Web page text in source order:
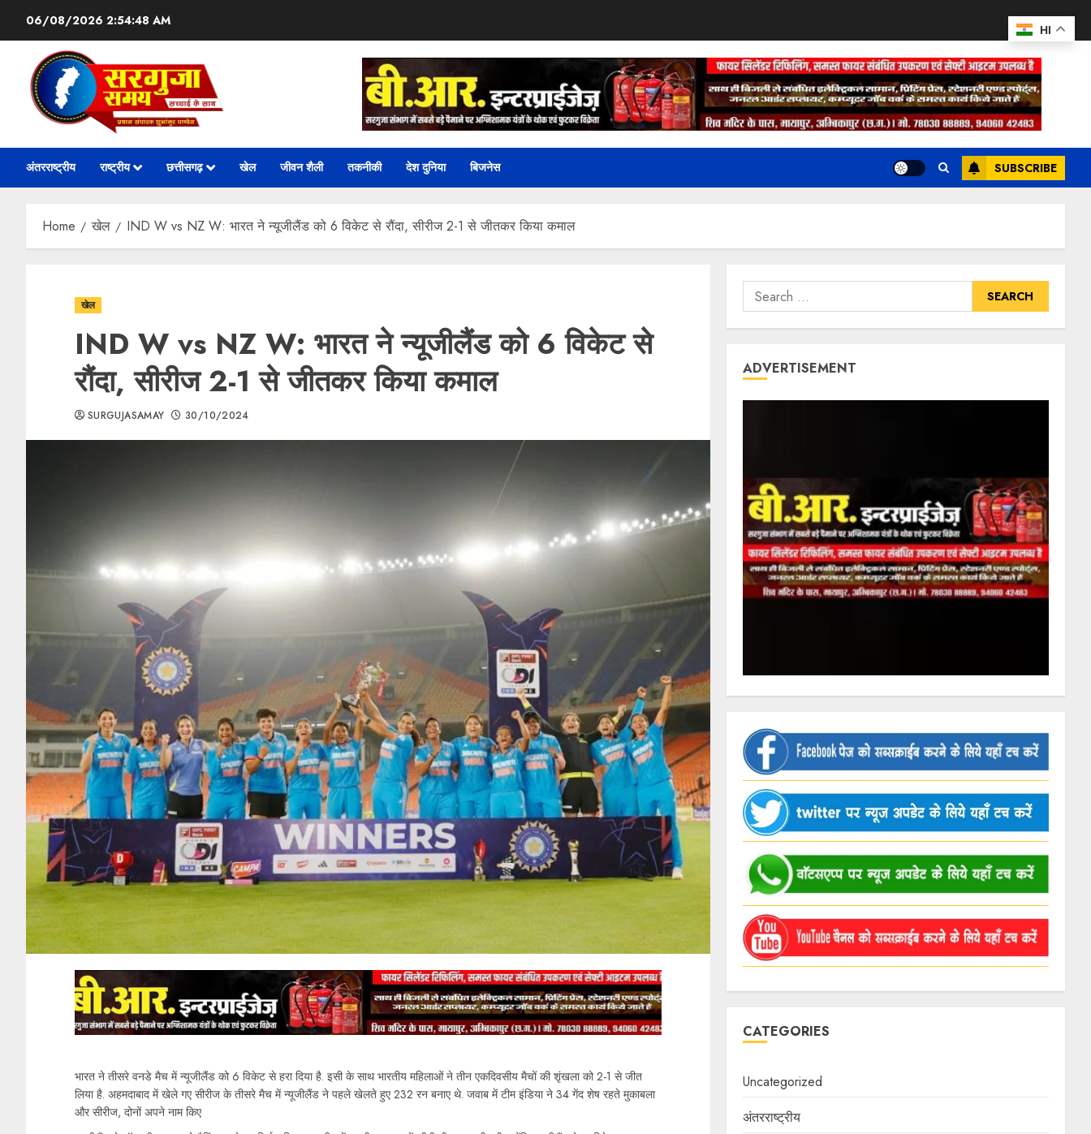
06/08/2026 2:54:49 AM
अंतरराष्ट्रीय राष्ट्रीय छत्तीसगढ़ खेल जीवन शैली तकनीकी देश दुनिया बिजनेस SUBSCRIBE
Home खेल IND W vs NZ W: भारत ने न्यूजीलैंड को 6 विकेट से रौंदा, सीरीज 2-1 से जीतकर किया कमाल
खेल
IND W vs NZ W: भारत ने न्यूजीलैंड को 6 विकेट से
रौंदा, सीरीज 2-1 से जीतकर किया कमाल
SURGUJASAMAY 30/10/2024
भारत ने तीसरे वनडे मैच में न्यूजीलैंड को 6 विकेट से हरा दिया है. इसी के साथ भारतीय महिलाओं ने तीन एकदिवसीय मैचों की शृंखला को 2-1 से जीत
लिया है. अहमदाबाद में खेले गए सीरीज के तीसरे मैच में न्यूजीलैंड ने पहले खेलते हुए 232 रन बनाए थे. जवाब में टीम इंडिया ने 34 गेंद शेष रहते मुकाबला
और सीरीज, दोनों अपने नाम किए
ADVERTISEMENT
CATEGORIES
Uncategorized
अंतरराष्ट्रीय
HI